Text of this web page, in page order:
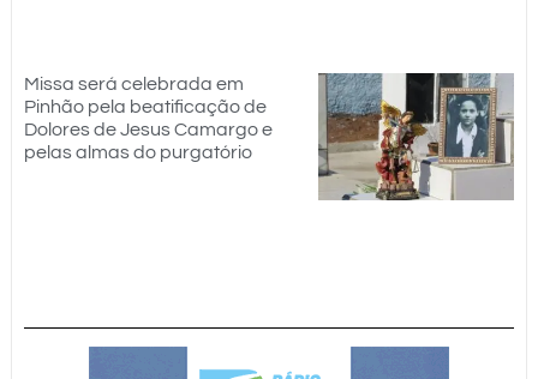
Missa será celebrada em
Pinhão pela beatificação de
Dolores de Jesus Camargo e
pelas almas do purgatório